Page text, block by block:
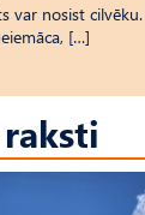
var nosist
[…]